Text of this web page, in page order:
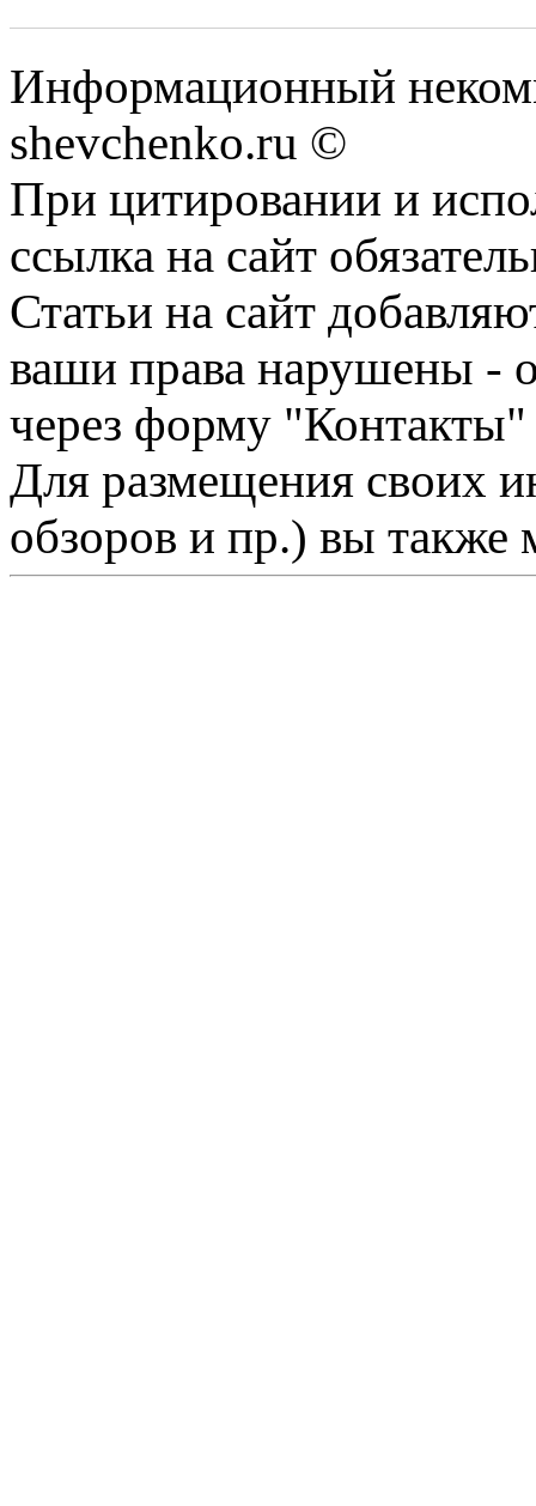
Информационный
shevchenko.ru ©
При цитировании и
ссылка на сайт
Статьи на сайт
ваши права нарушены -
через форму "Контакты"
Для размещения своих
обзоров и пр.) вы также